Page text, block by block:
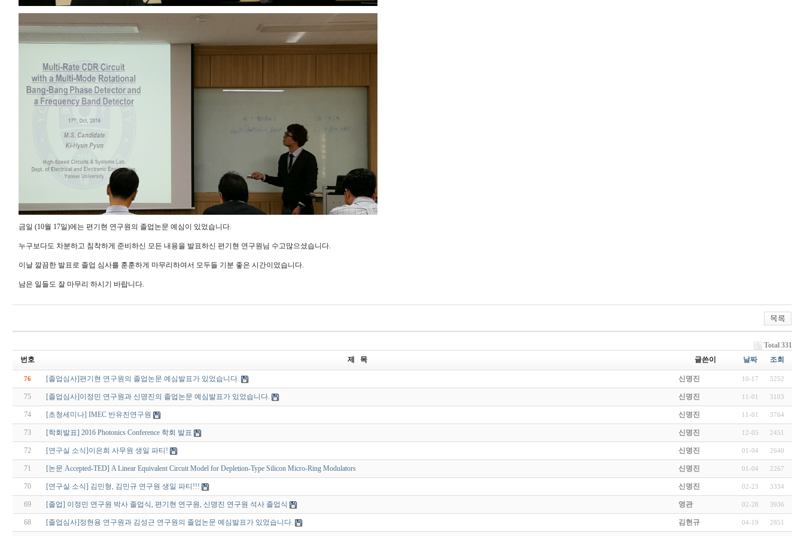
금일 (10월 17일)에는 편기현 연구원의 졸업논문 예심이 있었습니다.
누구보다도 차분하고 침착하게 준비하신 모든 내용을 발표하신 편기현 연구원님 수고많으셨습니다.
이날 깔끔한 발표로 졸업 심사를 훈훈하게 마무리하여서 모두들 기분 좋은 시간이었습니다.
남은 일들도 잘 마무리 하시기 바랍니다.
Total 331
번호
제 목 글쓴이 날짜 조회
76 [졸업심사]편기현 연구원의 졸업논문 예심발표가 있었습니다. 신명진 10-17 5252
75 [졸업심사]이정민 연구원과 신명진의 졸업논문 예심발표가 있었습니다. 신명진 11-01 3103
74 [초청세미나] IMEC 반유진연구원 신명진 11-01 3764
73 [학회발표] 2016 Photonics Conference 학회 발표 신명진 12-05 2451
72 [연구실 소식]이은희 사무원 생일 파티! 신명진 01-04 2640
71 [논문 Accepted-TED] A Linear Equivalent Circuit Model for Depletion-Type Silicon Micro-Ring Modulators 신명진 01-04 2267
70 [연구실 소식] 김민형, 김민규 연구원 생일 파티!!! 신명진 02-23 3334
69 [졸업] 이정민 연구원 박사 졸업식, 편기현 연구원, 신명진 연구원 석사 졸업식 영관 02-28 3936
68 [졸업심사]정현용 연구원과 김성근 연구원의 졸업논문 예심발표가 있었습니다. 김현규 04-19 2851